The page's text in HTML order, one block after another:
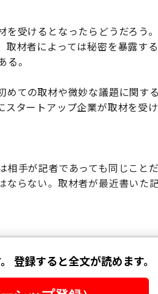
受けるとなったらどうだろう
材者によっては秘密を暴露す
。
めての取材や微妙な議題に関す
タートアップ企業が取材を受
手が記者であっても同じこと
らない。取材者が最近書いた記